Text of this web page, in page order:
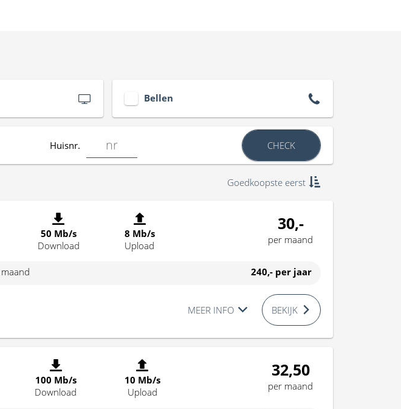
Bellen
Huisnr. CHECK
Goedkoopste eerst
50 Mb/s
Download
8 Mb/s
Upload
30,-
per maand
240,- per jaar
MEER INFO BEKIJK
100 Mb/s
Download
10 Mb/s
Upload
32,50
per maand